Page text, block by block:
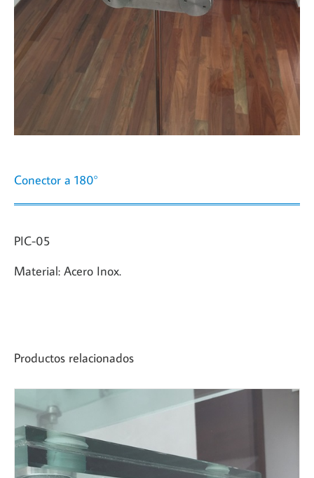
Conector a 180°
PIC-05
Material: Acero Inox.
Productos relacionados